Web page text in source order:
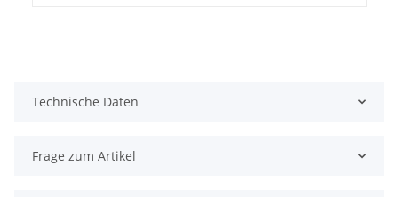
Technische Daten
Frage zum Artikel